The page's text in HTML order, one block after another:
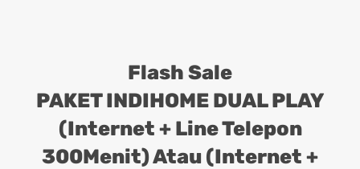
Flash Sale
PAKET INDIHOME DUAL PLAY
(Internet + Line Telepon
300Menit) Atau (Internet +